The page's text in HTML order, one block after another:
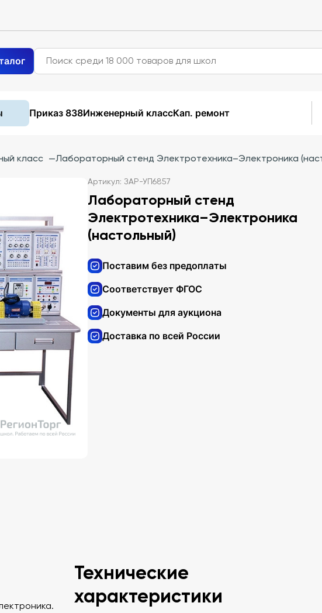
Приказ 838Инженерный классКап. ремонт
класс —Лабораторный стенд Электротехника–Электроника
Артикул: ЗАР-УП6857
Лабораторный стенд
Электротехника–Электроника
(настольный)
Поставим без предоплаты
Соответствует ФГОС
Документы для аукциона
Доставка по всей России
Технические
характеристики